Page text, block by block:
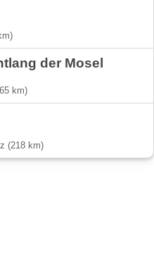
der Mosel
km)
(218 km)